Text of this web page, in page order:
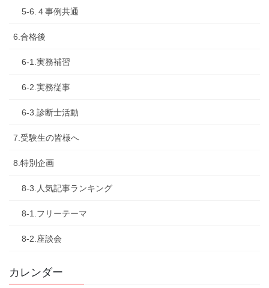
5-6.４事例共通
6.合格後
6-1.実務補習
6-2.実務従事
6-3.診断士活動
7.受験生の皆様へ
8.特別企画
8-3.人気記事ランキング
8-1.フリーテーマ
8-2.座談会
カレンダー